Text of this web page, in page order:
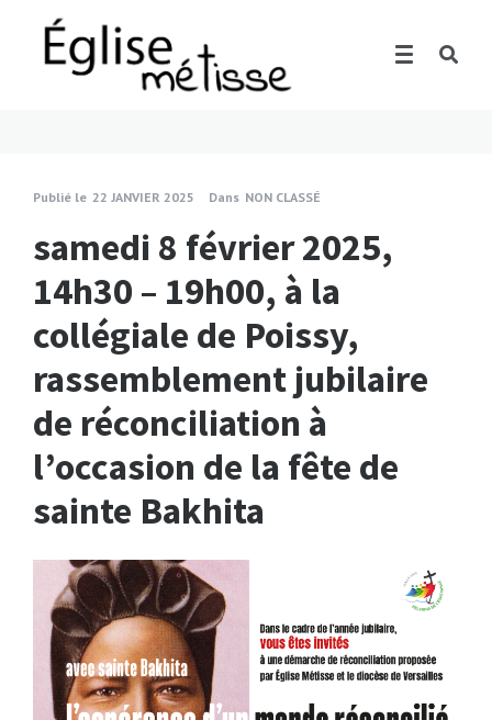
Publié le 22 JANVIER 2025 Dans NON CLASSÉ
samedi 8 février 2025,
14h30 – 19h00, à la
collégiale de Poissy,
rassemblement jubilaire
de réconciliation à
l’occasion de la fête de
sainte Bakhita